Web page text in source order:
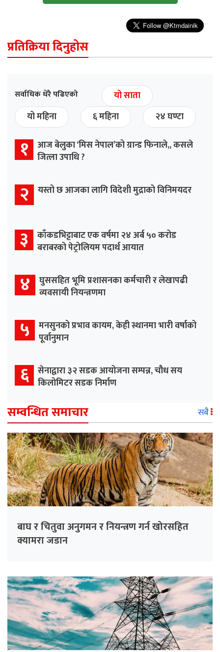
प्रतिक्रिया दिनुहोस
सर्वाधिक धेरै पढिएको
यो साता
यो महिना
६ महिना २४ घण्टा
१ आज बेलुका ‘मिस नेपाल’को ग्रान्ड फिनाले,, कसले
जित्ला उपाधि ?
२ यस्तो छ आजका लागि विदेशी मुद्राको विनिमयदर
३ काँकडभिट्टाबाट एक वर्षमा २४ अर्ब ५० करोड
बराबरको पेट्रोलियम पदार्थ आयात
४ घुससहित भूमि प्रशासनका कर्मचारी र लेखापढी
व्यवसायी नियन्त्रणमा
५ मनसुनको प्रभाव कायम, केही स्थानमा भारी वर्षाको
पूर्वानुमान
६ सेनाद्वारा ३२ सडक आयोजना सम्पन्न, चौध सय
किलोमिटर सडक निर्माण
सम्वन्धित समाचार सबै
बाघ र चितुवा अनुगमन र नियन्त्रण गर्न खोरसहित
क्यामरा जडान